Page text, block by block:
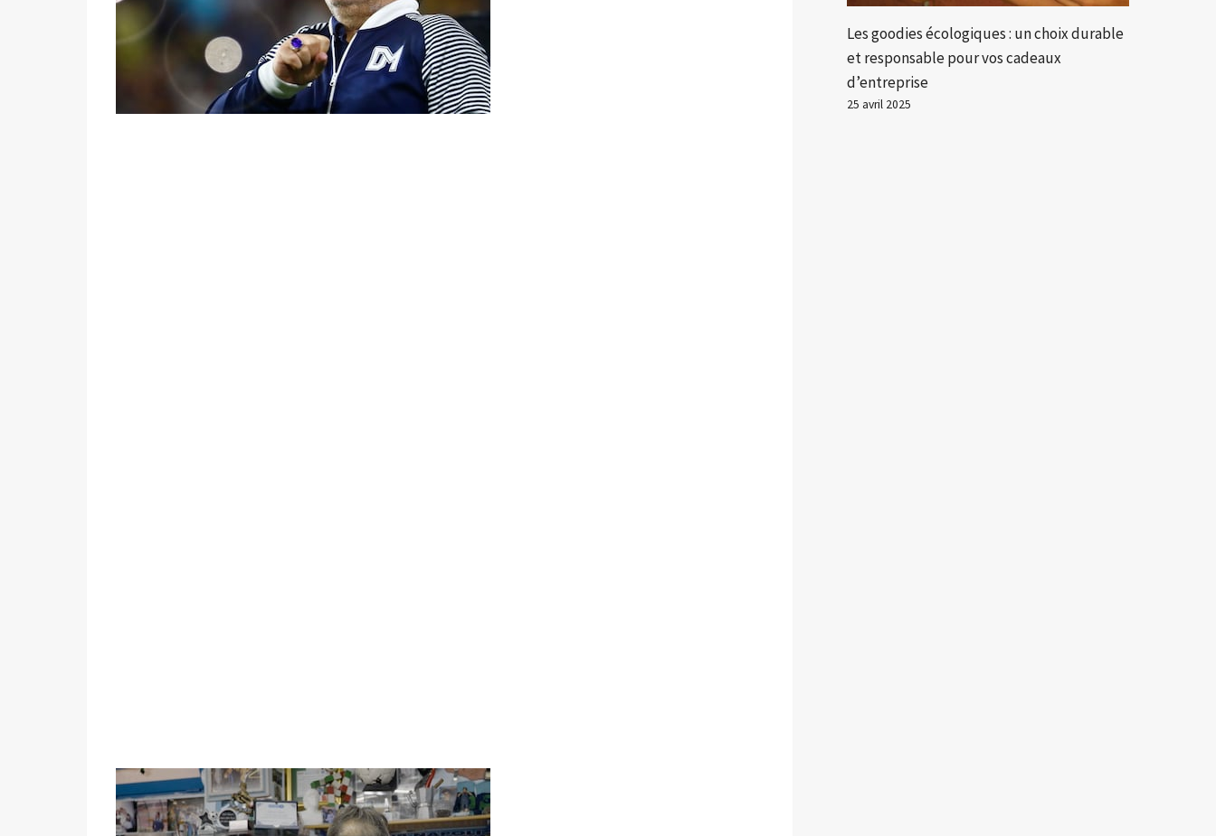
Les goodies écologiques : un choix durable
et responsable pour vos cadeaux
d’entreprise
25 avril 2025